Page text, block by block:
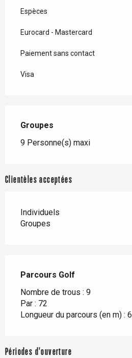
Espèces
Eurocard - Mastercard
Paiement sans contact
Visa
Groupes
Groupes
9 Personne(s) maxi
Clientèles acceptées
Individuels
Groupes
Parcours Golf
Parcours Golf
Nombre de trous : 9
Par : 72
Longueur du parcours (en m) :
Périodes d'ouverture